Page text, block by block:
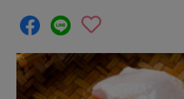
芽苗類
辛香料類
食材
麵食
肉食
特別企畫
預購活動
把最好的台灣味帶回家！
綠主張
觀點文章
關於合作社